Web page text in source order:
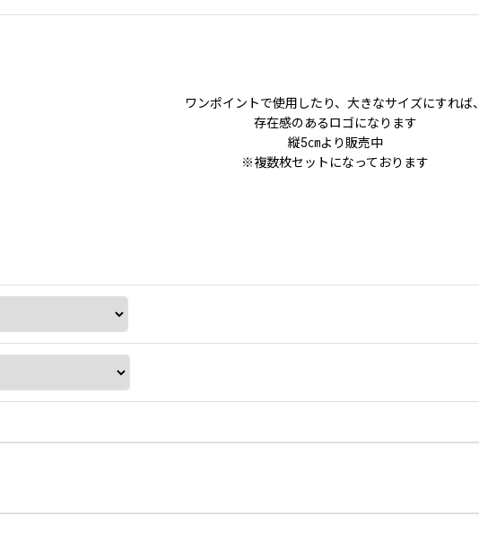
ワンポイントで使用したり、大きなサイズにすれば、
存在感のあるロゴになります
縦5㎝より販売中
※複数枚セットになっております